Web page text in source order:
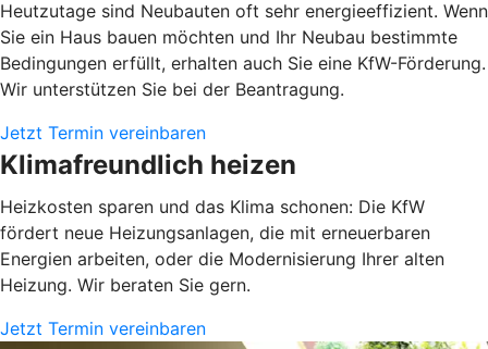
Heutzutage sind Neubauten oft sehr energieeffizient. Wenn
Sie ein Haus bauen möchten und Ihr Neubau bestimmte
Bedingungen erfüllt, erhalten auch Sie eine KfW-Förderung.
Wir unterstützen Sie bei der Beantragung.
Jetzt Termin vereinbaren
Klimafreundlich heizen
Heizkosten sparen und das Klima schonen: Die KfW
fördert neue Heizungsanlagen, die mit erneuerbaren
Energien arbeiten, oder die Modernisierung Ihrer alten
Heizung. Wir beraten Sie gern.
Jetzt Termin vereinbaren